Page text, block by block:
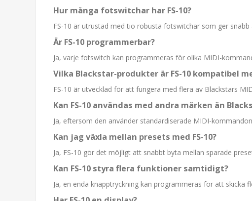
Hur många fotswitchar har FS-10?
FS-10 är utrustad med tio robusta fotswitchar som ger
Är FS-10 programmerbar?
Ja, varje fotswitch kan programmeras för olika MIDI-
Vilka Blackstar-produkter är FS-10 kompatibel
FS-10 är utvecklad för att fungera med flera av Blackstars
Kan FS-10 användas med andra märken än
Ja, eftersom den använder standardiserade MIDI-
Kan jag växla mellan presets med FS-10?
Ja, FS-10 gör det möjligt att snabbt byta mellan sparade
Kan FS-10 styra flera funktioner samtidigt?
Ja, en enda knapptryckning kan programmeras för att